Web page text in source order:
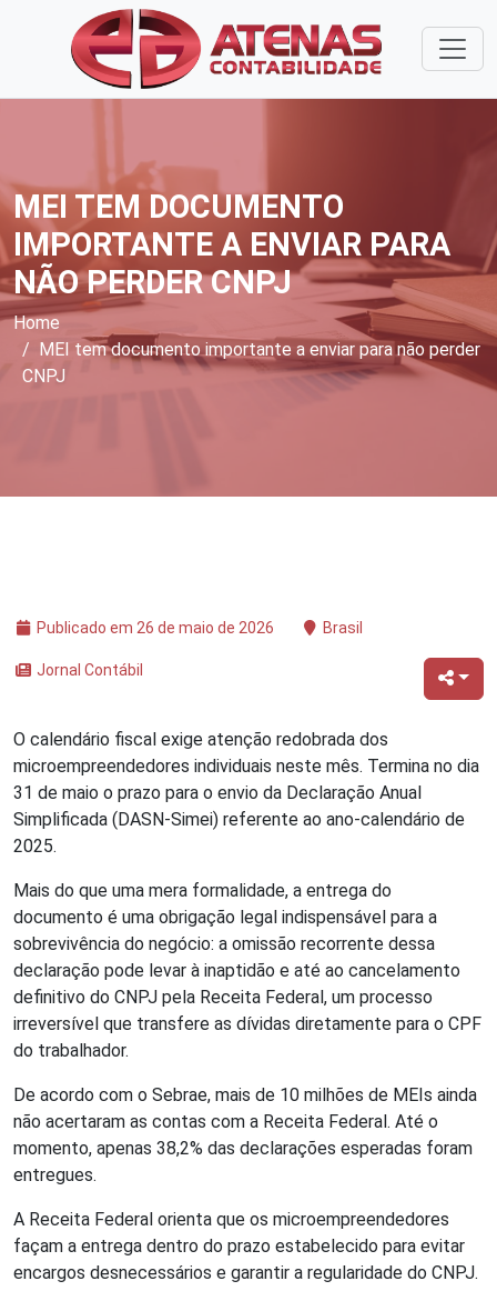
MEI TEM DOCUMENTO
IMPORTANTE A ENVIAR PARA
NÃO PERDER CNPJ
Home
MEI tem documento importante a enviar para não perder
CNPJ
Publicado em 26 de maio de 2026 Brasil
Jornal Contábil
O calendário fiscal exige atenção redobrada dos
microempreendedores individuais neste mês. Termina no dia
31 de maio o prazo para o envio da Declaração Anual
Simplificada (DASN-Simei) referente ao ano-calendário de
2025.
Mais do que uma mera formalidade, a entrega do
documento é uma obrigação legal indispensável para a
sobrevivência do negócio: a omissão recorrente dessa
declaração pode levar à inaptidão e até ao cancelamento
definitivo do CNPJ pela Receita Federal, um processo
irreversível que transfere as dívidas diretamente para o CPF
do trabalhador.
De acordo com o Sebrae, mais de 10 milhões de MEIs ainda
não acertaram as contas com a Receita Federal. Até o
momento, apenas 38,2% das declarações esperadas foram
entregues.
A Receita Federal orienta que os microempreendedores
façam a entrega dentro do prazo estabelecido para evitar
encargos desnecessários e garantir a regularidade do CNPJ.